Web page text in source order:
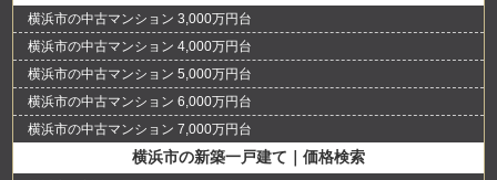
横浜市の中古マンション 3,000万円台
横浜市の中古マンション 4,000万円台
横浜市の中古マンション 5,000万円台
横浜市の中古マンション 6,000万円台
横浜市の中古マンション 7,000万円台
横浜市の新築一戸建て｜価格検索